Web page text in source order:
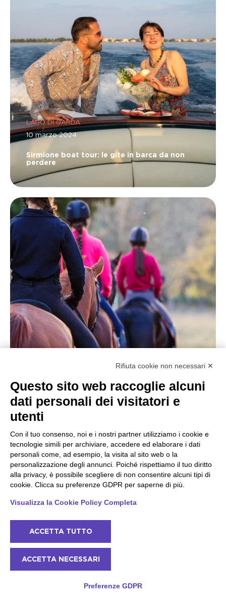
LAGO DI GARDA
10 marzo 2024
Sirmione boat tour: le gite in barca da non
perdere
LAGO DI GARDA
20 febbraio 2024
Come vestirsi per una passeggiata a cavallo?
Rifiuta cookie non necessari ✕
Questo sito web raccoglie alcuni
dati personali dei visitatori e
utenti
Con il tuo consenso, noi e i nostri partner utilizziamo i cookie e
tecnologie simili per archiviare, accedere ed elaborare i dati
personali come, ad esempio, la visita al sito web o la
personalizzazione degli annunci. Poiché rispettiamo il tuo diritto
alla privacy, è possibile scegliere di non consentire alcuni tipi di
cookie. Clicca su preferenze GDPR per saperne di più.
Visualizza la Cookie Policy Completa
ACCETTA TUTTO
ACCETTA NECESSARI
Preferenze GDPR